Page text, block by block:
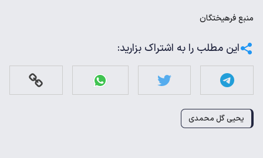
منبعفرهیختگان
این مطلب را به اشتراک بزارید:
یحیی گل محمدی